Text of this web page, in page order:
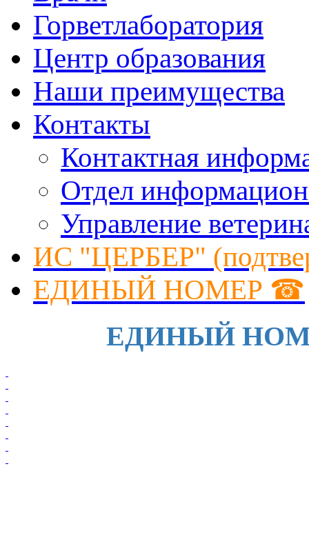
Горветлаборатория
Центр образования
Наши преимущества
Контакты
Контактная
Отдел
Управление
ИС "ЦЕРБЕР"
ЕДИНЫЙ НОМЕР ☎
ЕДИНЫЙ